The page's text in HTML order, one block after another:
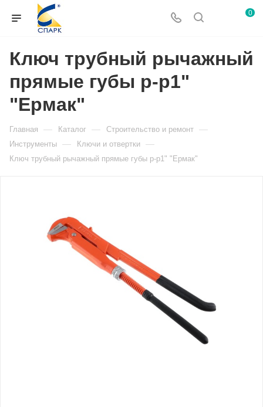
0
Ключ трубный рычажный
прямые губы р-р1"
"Ермак"
Главная — Каталог — Строительство и ремонт —
Инструменты — Ключи и отвертки —
Ключ трубный рычажный прямые губы р-р1" "Ермак"